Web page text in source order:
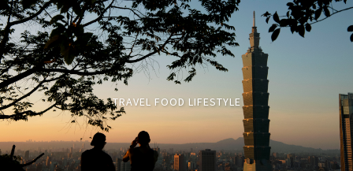
TRAVEL FOOD LIFESTYLE